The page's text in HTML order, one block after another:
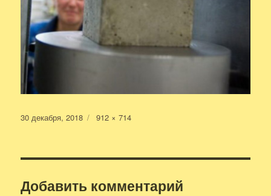
Опубликовано
30 декабря, 2018
Полный
912 × 714
Добавить комментарий